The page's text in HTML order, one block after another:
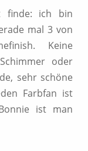
finde: ich bin
mal 3 von
Keine
oder
sehr schöne
Farbfan ist
ist man